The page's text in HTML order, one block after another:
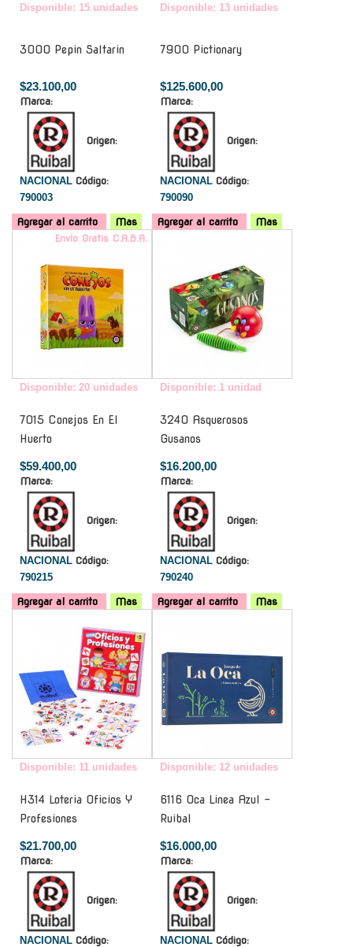
Disponible: 15 unidades
3000 Pepin Saltarin
$23.100,00
Marca:
Origen:
NACIONAL Código:
790003
Agregar al carrito Mas
Disponible: 13 unidades
7900 Pictionary
$125.600,00
Marca:
Origen:
NACIONAL Código:
790090
Agregar al carrito
Mas
Envío Gratis C.A.B.A.
Disponible: 20 unidades
7015 Conejos En El
Huerto
$59.400,00
Marca:
Origen:
NACIONAL Código:
790215
Agregar al carrito Mas
Disponible: 1 unidad
3240 Asquerosos
Gusanos
$16.200,00
Marca:
Origen:
NACIONAL Código:
790240
Agregar al carrito
Mas
Disponible: 11 unidades
H314 Loteria Oficios Y
Profesiones
$21.700,00
Marca:
Origen:
NACIONAL Código:
Disponible: 12 unidades
6116 Oca Linea Azul -
Ruibal
$16.000,00
Marca:
Origen:
NACIONAL Código: